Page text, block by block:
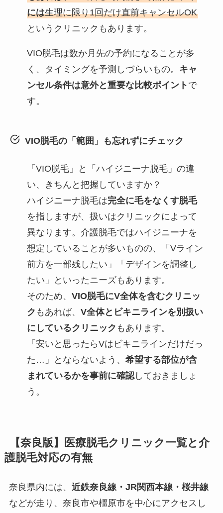
には生理に限り1回だけ直前キャンセルOK
というクリニックもあります。
VIO脱毛は数か月先の予約になることが多
く、タイミングを予測しづらいもの。 キャ
ンセル条件は意外と重要な比較ポイント で
す。
VIO脱毛の「範囲」も忘れずにチェック
「VIO脱毛」と「ハイジニーナ脱毛」の違
い、きちんと把握していますか？
ハイジニーナ脱毛は完全に毛をなくす脱毛
を指しますが、扱いはクリニックによって
異なります。介護脱毛ではハイジニーナを
想定していることが多いものの、「Vライン
前方を一部残したい」「デザインを調整し
たい」といったニーズもあります。
そのため、 VIO脱毛にV全体を含むクリニッ
ク もあれば、 V全体とビキニラインを別扱い
にしているクリニック もあります。
「安いと思ったらVはビキニラインだけだっ
た…」とならないよう、 希望する部位が含
まれているかを事前に確認しておきましょ
う。
【奈良版】医療脱毛クリニック一覧と介
護脱毛対応の有無
奈良県内には、 近鉄奈良線・JR関西本線・桜井線
などが走り、奈良市や橿原市を中心にアクセスし